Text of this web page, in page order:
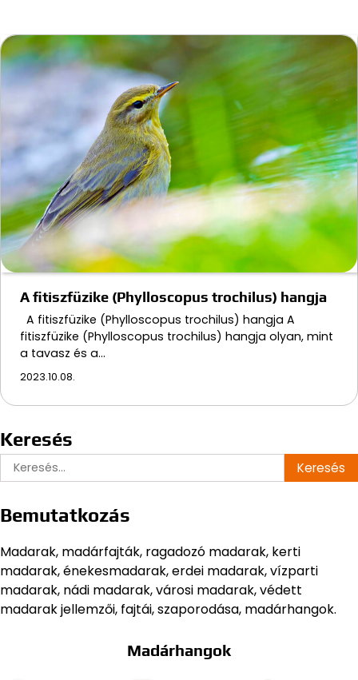
A fitiszfüzike (Phylloscopus trochilus) hangja
A fitiszfüzike (Phylloscopus trochilus) hangja A
fitiszfüzike (Phylloscopus trochilus) hangja olyan, mint
a tavasz és a…
2023.10.08.
Keresés
Keresés:
Bemutatkozás
Madarak, madárfajták, ragadozó madarak, kerti
madarak, énekesmadarak, erdei madarak, vízparti
madarak, nádi madarak, városi madarak, védett
madarak jellemzői, fajtái, szaporodása, madárhangok.
Madárhangok